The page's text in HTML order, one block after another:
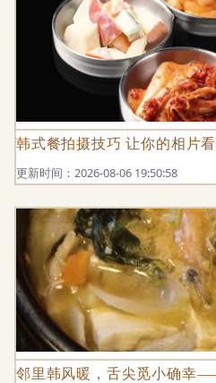
韩式餐拍摄技巧 让你的相片
更新时间：2026-08-06 19:50:58
邻里韩风暖，舌尖觅小确幸